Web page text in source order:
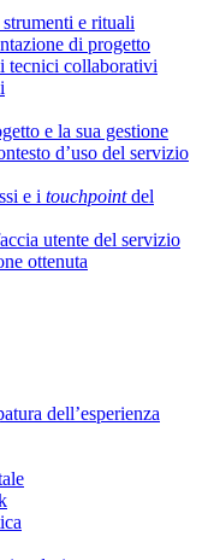
e rituali
di progetto
tecnici collaborativi
e la sua gestione
d’uso del servizio
e i touchpointdel
utente del servizio
ottenuta
dell’esperienza